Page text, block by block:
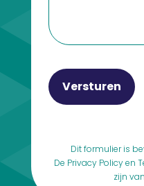
Dit formulier is
De Privacy Policyen
zijn